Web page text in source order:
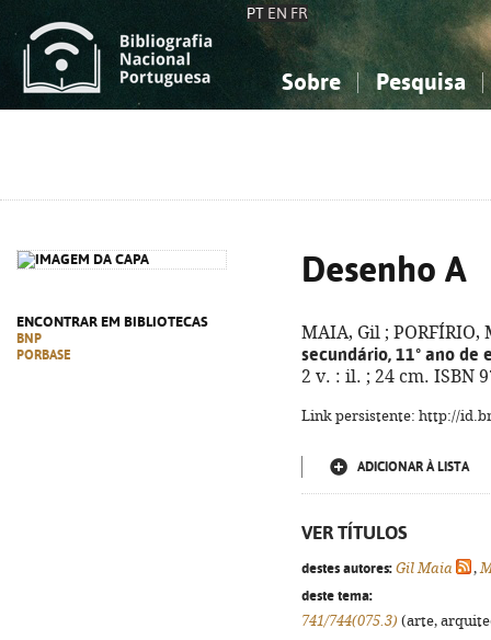
PT EN FR
Sobre Pesquisa
ENCONTRAR EM BIBLIOTECAS
BNP
PORBASE
Desenho A
MAIA, Gil ;
secundário, 11º ano de
2 v. : il. ; 24 cm. ISBN
Link persistente: http://
ADICIONAR À LISTA
VER TÍTULOS
destes autores: Gil Maia ,
deste tema:
741/744(075.3) (arte,